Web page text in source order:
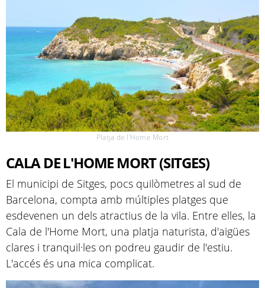
Platja de l'Home Mort
CALA DE L'HOME MORT (SITGES)
El municipi de Sitges, pocs quilòmetres al sud de
Barcelona, compta amb múltiples platges que
esdevenen un dels atractius de la vila. Entre elles, la
Cala de l'Home Mort, una platja naturista, d'aigües
clares i tranquil·les on podreu gaudir de l'estiu.
L'accés és una mica complicat.